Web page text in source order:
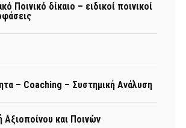
Ποινικό δίκαιο – ειδικοί ποινικοί
– Coaching – Συστημική Ανάλυση
Αξιοποίνου και Ποινών